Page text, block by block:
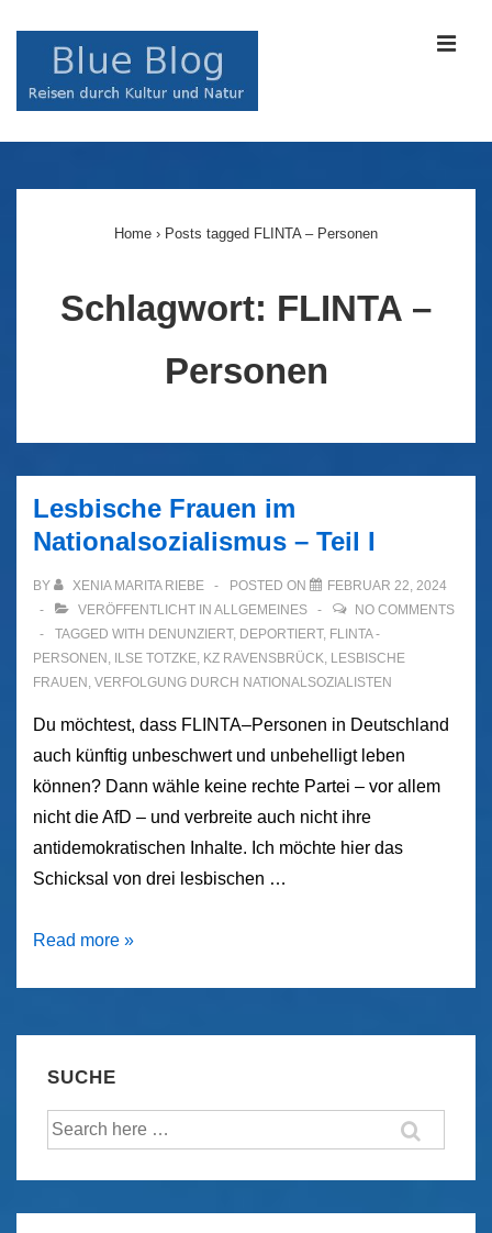
Navigation
Home › Posts tagged FLINTA – Personen
Schlagwort: FLINTA –
Personen
Lesbische Frauen im
Nationalsozialismus – Teil I
BY XENIA MARITA RIEBE POSTED ON
FEBRUAR 22, 2024
VERÖFFENTLICHT IN ALLGEMEINES
NO COMMENTS
TAGGED WITH DENUNZIERT, DEPORTIERT, FLINTA -
PERSONEN , ILSE TOTZKE, KZ RAVENSBRÜCK, LESBISCHE
FRAUEN , VERFOLGUNG DURCH NATIONALSOZIALISTEN
Du möchtest, dass FLINTA–Personen in Deutschland
auch künftig unbeschwert und unbehelligt leben
können? Dann wähle keine rechte Partei – vor allem
nicht die AfD – und verbreite auch nicht ihre
antidemokratischen Inhalte. Ich möchte hier das
Schicksal von drei lesbischen …
Lesbische
Nationalsozialismus
Read more »
SUCHE
Suche